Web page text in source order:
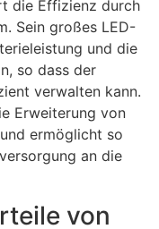
die Effizienz durch
Sein großes LED-
und die
so dass der
verwalten kann.
Erweiterung von
ermöglicht so
an die
von